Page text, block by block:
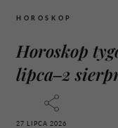
HOROSKOP
Horoskop
lipca–2
27 LIPCA 2026